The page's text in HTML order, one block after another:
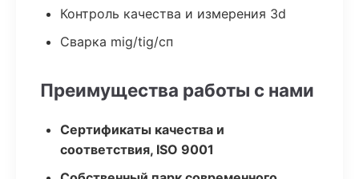
Контроль качества и измерения 3d
Сварка mig/tig/сп
Преимущества работы с нами
Сертификаты качества и
соответствия, ISO 9001